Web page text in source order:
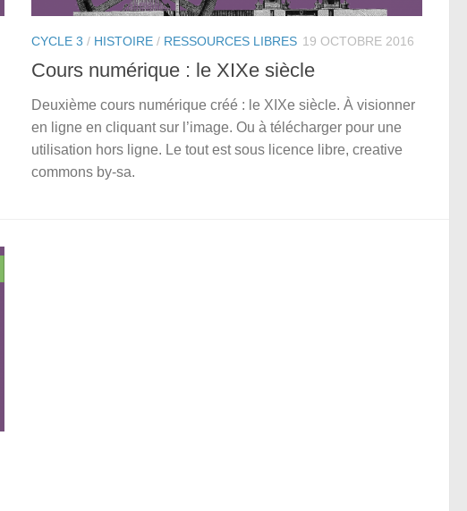
CYCLE 3 / HISTOIRE / RESSOURCES LIBRES 19 OCTOBRE 2016
Cours numérique : le XIXe siècle
Deuxième cours numérique créé : le XIXe siècle. À visionner
en ligne en cliquant sur l’image. Ou à télécharger pour une
utilisation hors ligne. Le tout est sous licence libre, creative
commons by-sa.